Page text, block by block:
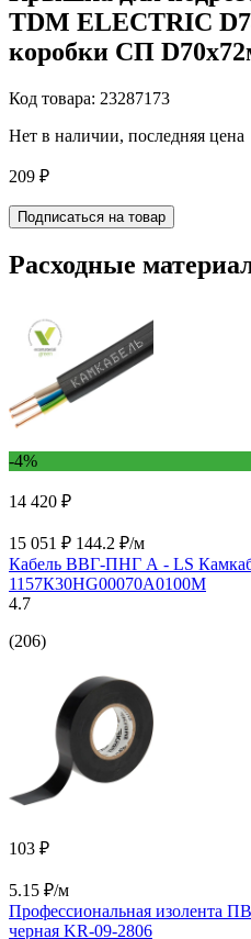
TDM ELECTRIC
коробки СП
Код товара: 23287173
Нет в наличии, последняя цена
209 ₽
Подписаться на товар
Расходные
-4%
14 420 ₽
15 051 ₽ 144.2 ₽/м
Кабель ВВГ-ПНГ А - LS
1157К30HG00070А0100М
4.7
(206)
103 ₽
5.15 ₽/м
Профессиональная изолента
черная KR-09-2806